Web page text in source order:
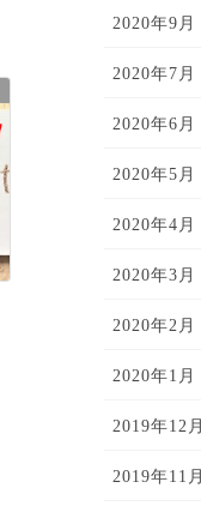
2020年9月
2020年7月
2020年6月
2020年5月
2020年4月
2020年3月
2020年2月
2020年1月
2019年12月
2019年11月